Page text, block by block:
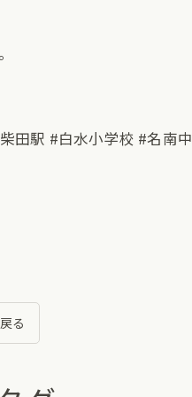
田駅 #白水小学校 #名南
る